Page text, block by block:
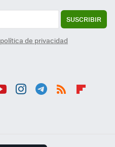
SUSCRIBIR
política de privacidad